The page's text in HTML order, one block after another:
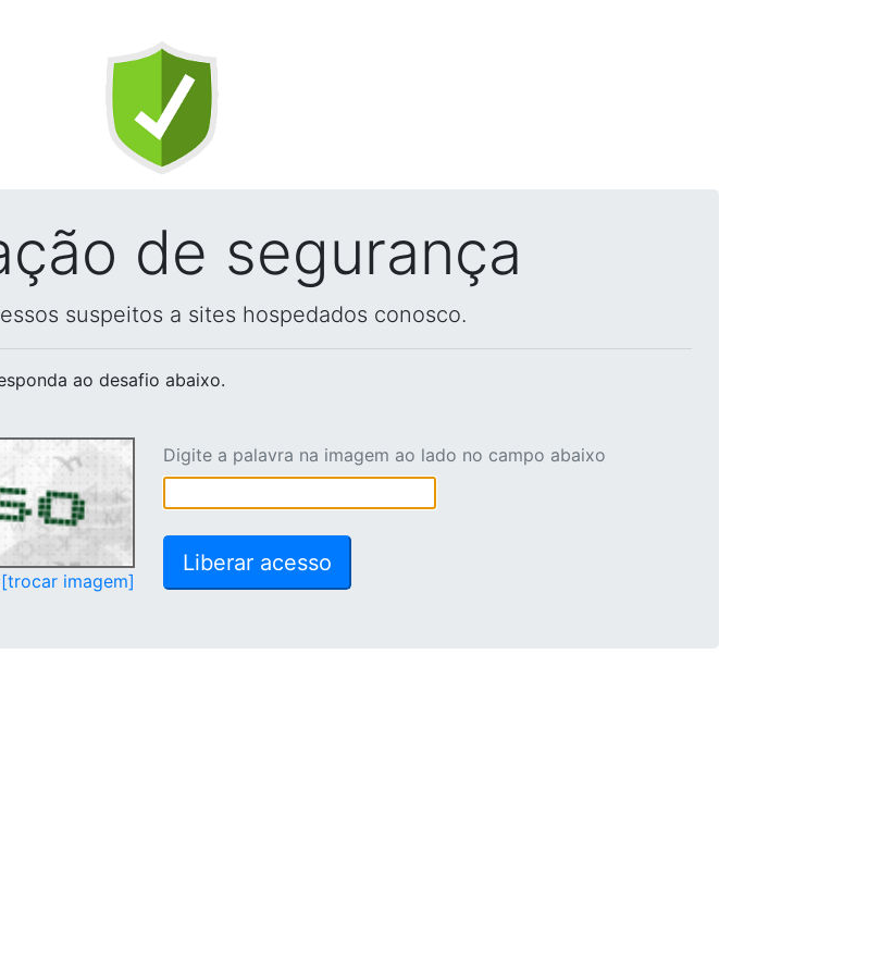
de segurança
suspeitos a sites hospedados conosco.
ao desafio abaixo.
[trocar imagem]
Digite a palavra na imagem ao lado no campo abaixo